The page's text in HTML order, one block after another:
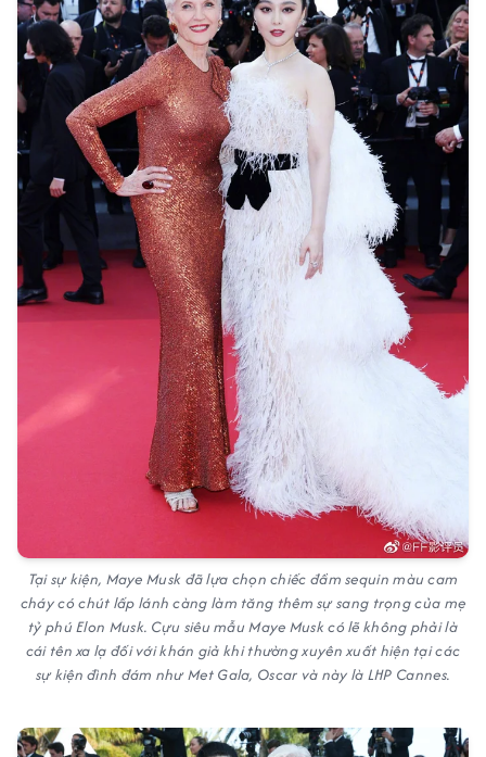
Tại sự kiện, Maye Musk đã lựa chọn chiếc đầm sequin màu cam
cháy có chút lấp lánh càng làm tăng thêm sự sang trọng của mẹ
tỷ phú Elon Musk. Cựu siêu mẫu Maye Musk có lẽ không phải là
cái tên xa lạ đối với khán giả khi thường xuyên xuất hiện tại các
sự kiện đình đám như Met Gala, Oscar và này là LHP Cannes.